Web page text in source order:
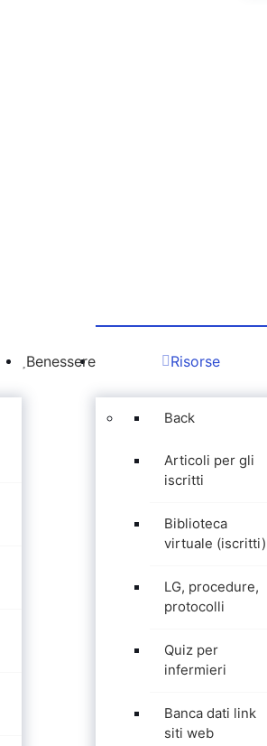
Benessere Risorse
Back
Articoli per gli
iscritti
Biblioteca
virtuale (iscritti)
LG, procedure,
protocolli
Quiz per
infermieri
Banca dati link
siti web